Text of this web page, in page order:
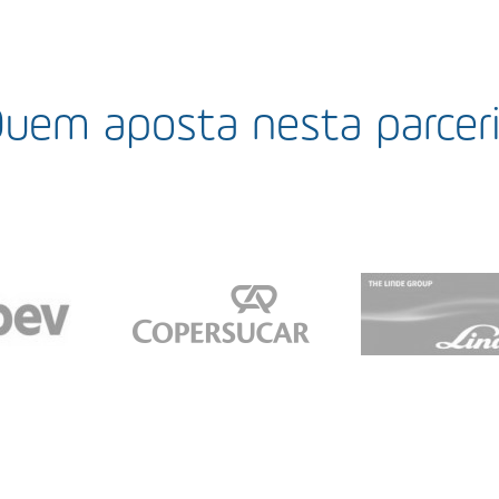
aposta nesta